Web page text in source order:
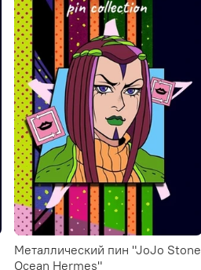
Металлический пин "JoJo Stone
Ocean Hermes"